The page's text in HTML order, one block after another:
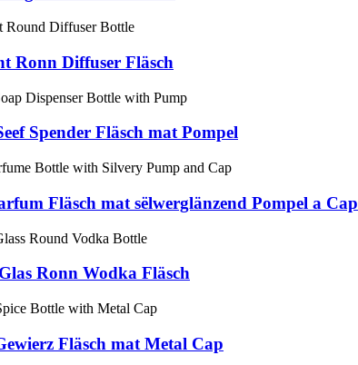
Ronn Diffuser Fläsch
Spender Fläsch mat Pompel
Fläsch mat sëlwerglänzend Pompel a Cap
Ronn Wodka Fläsch
Fläsch mat Metal Cap